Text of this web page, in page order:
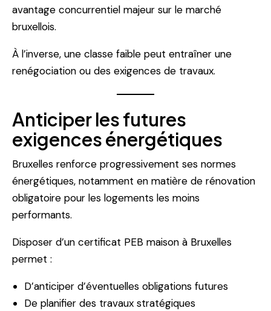
avantage concurrentiel majeur sur le marché
bruxellois.
À l’inverse, une classe faible peut entraîner une
renégociation ou des exigences de travaux.
Anticiper les futures
exigences énergétiques
Bruxelles renforce progressivement ses normes
énergétiques, notamment en matière de rénovation
obligatoire pour les logements les moins
performants.
Disposer d’un certificat PEB maison à Bruxelles
permet :
D’anticiper d’éventuelles obligations futures
De planifier des travaux stratégiques